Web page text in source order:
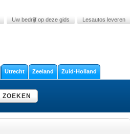
Uw bedrijf op deze gids Lesautos leveren
Utrecht Zeeland Zuid-Holland
ZOEKEN